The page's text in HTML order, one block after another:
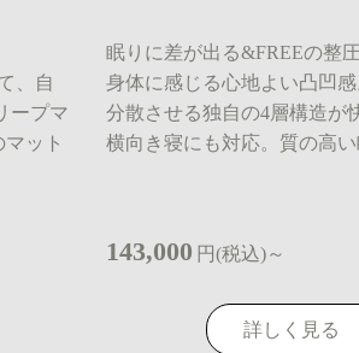
、自
ープマ
ット
眠りに差が出る&FREEの整
身体に感じる心地よい凸凹
分散させる独自の4層構造が
横向き寝にも対応。質の高い
143,000 円(税込)～
詳しく見る